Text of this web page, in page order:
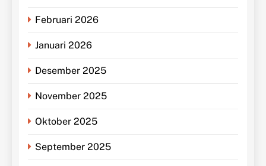
Februari 2026
Januari 2026
Desember 2025
November 2025
Oktober 2025
September 2025